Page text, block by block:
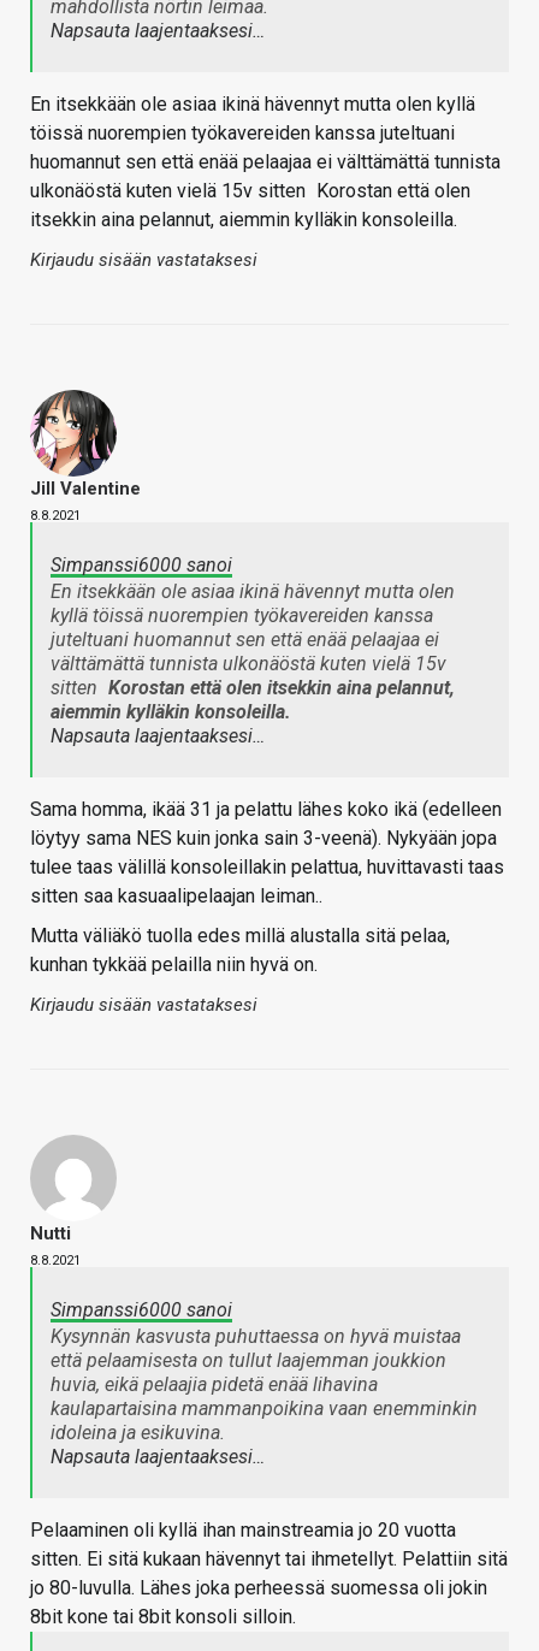
mahdollista nörtin leimaa.
Napsauta laajentaaksesi…
En itsekkään ole asiaa ikinä hävennyt mutta olen kyllä
töissä nuorempien työkavereiden kanssa juteltuani
huomannut sen että enää pelaajaa ei välttämättä tunnista
ulkonäöstä kuten vielä 15v sitten Korostan että olen
itsekkin aina pelannut, aiemmin kylläkin konsoleilla.
Kirjaudu sisään vastataksesi
Jill Valentine
8.8.2021
Simpanssi6000 sanoi
En itsekkään ole asiaa ikinä hävennyt mutta olen
kyllä töissä nuorempien työkavereiden kanssa
juteltuani huomannut sen että enää pelaajaa ei
välttämättä tunnista ulkonäöstä kuten vielä 15v
sitten Korostan että olen itsekkin aina pelannut,
aiemmin kylläkin konsoleilla.
Napsauta laajentaaksesi…
Sama homma, ikää 31 ja pelattu lähes koko ikä (edelleen
löytyy sama NES kuin jonka sain 3-veenä). Nykyään jopa
tulee taas välillä konsoleillakin pelattua, huvittavasti taas
sitten saa kasuaalipelaajan leiman..
Mutta väliäkö tuolla edes millä alustalla sitä pelaa,
kunhan tykkää pelailla niin hyvä on.
Kirjaudu sisään vastataksesi
Nutti
8.8.2021
Simpanssi6000 sanoi
Kysynnän kasvusta puhuttaessa on hyvä muistaa
että pelaamisesta on tullut laajemman joukkion
huvia, eikä pelaajia pidetä enää lihavina
kaulapartaisina mammanpoikina vaan enemminkin
idoleina ja esikuvina.
Napsauta laajentaaksesi…
Pelaaminen oli kyllä ihan mainstreamia jo 20 vuotta
sitten. Ei sitä kukaan hävennyt tai ihmetellyt. Pelattiin sitä
jo 80-luvulla. Lähes joka perheessä suomessa oli jokin
8bit kone tai 8bit konsoli silloin.